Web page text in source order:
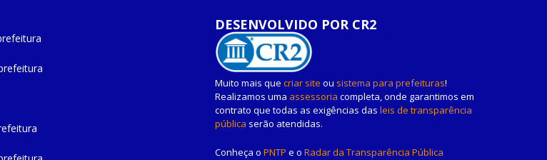
DESENVOLVIDO POR CR2
Muito mais que criar site ou sistema para prefeituras!
Realizamos uma assessoria completa, onde garantimos em
contrato que todas as exigências das leis de transparência
pública serão atendidas.
Conheça o PNTP e o Radar da Transparência Pública